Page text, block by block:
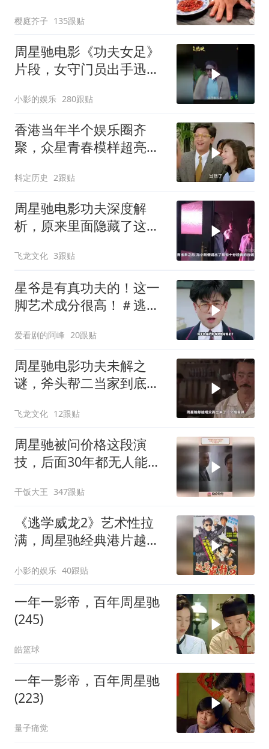
樱庭芥子 135跟贴
周星驰电影《功夫女足》
片段，女守门员出手迅
小影的娱乐 280跟贴
香港当年半个娱乐圈齐
聚，众星青春模样超亮
料定历史 2跟贴
周星驰电影功夫深度解
析，原来里面隐藏了这么
飞龙文化 3跟贴
星爷是有真功夫的！这一
脚艺术成分很高！＃逃学
爱看剧的阿峰 20跟贴
周星驰电影功夫未解之
谜，斧头帮二当家到底是
飞龙文化 12跟贴
周星驰被问价格这段演
技，后面30年都无人能
干饭大王 347跟贴
《逃学威龙2》艺术性拉
满，周星驰经典港片越品
小影的娱乐 40跟贴
一年一影帝，百年周星驰
(245)
皓篮球
一年一影帝，百年周星驰
(223)
量子痛觉